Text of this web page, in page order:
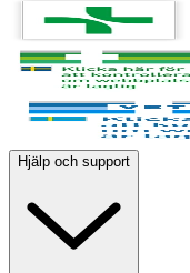
Hjälp och support